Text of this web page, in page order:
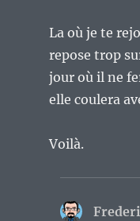
La où je te
repose trop
jour où il ne
elle coulera
Voilà.